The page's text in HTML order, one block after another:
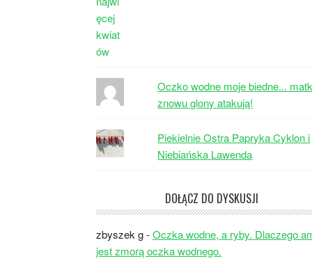
Oczko wodne moje biedne...
znowu glony atakują!
Piekielnie Ostra Papryka Cyklon i
Niebiańska Lawenda
DOŁĄCZ DO DYSKUSJI
zbyszek g-Oczka wodne, a ryby. Dlaczego
jest zmorą oczka wodnego.